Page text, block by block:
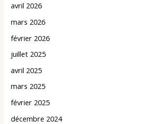
avril 2026
mars 2026
février 2026
juillet 2025
avril 2025
mars 2025
février 2025
décembre 2024